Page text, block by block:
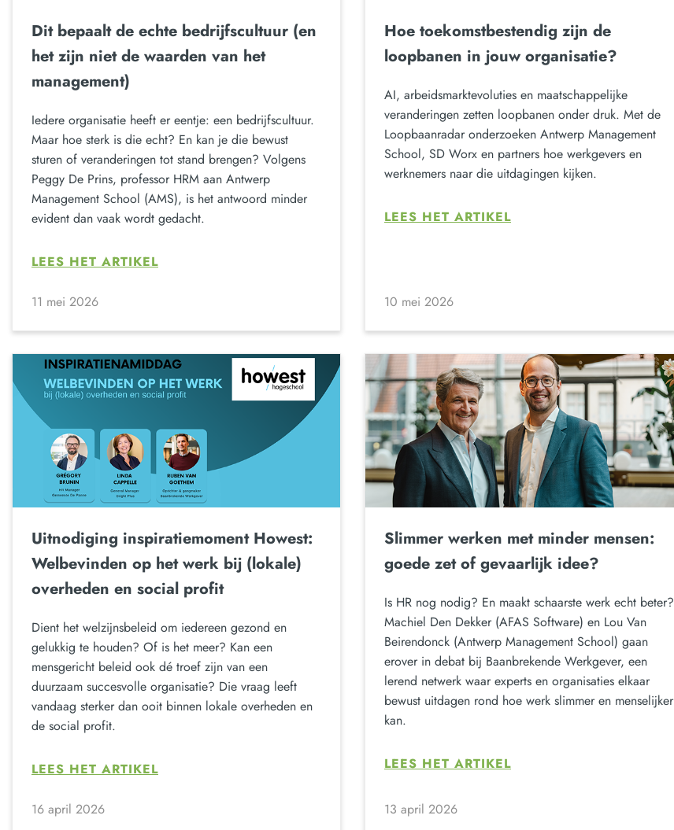
Dit bepaalt de echte bedrijfscultuur (en
het zijn niet de waarden van het
management)
Iedere organisatie heeft er eentje: een bedrijfscultuur.
Maar hoe sterk is die echt? En kan je die bewust
sturen of veranderingen tot stand brengen? Volgens
Peggy De Prins, professor HRM aan Antwerp
Management School (AMS), is het antwoord minder
evident dan vaak wordt gedacht.
LEES HET ARTIKEL
11 mei 2026
Hoe toekomstbestendig zijn de
loopbanen in jouw organisatie?
AI, arbeidsmarktevoluties en maatschappelijke
veranderingen zetten loopbanen onder druk. Met de
Loopbaanradar onderzoeken Antwerp Management
School, SD Worx en partners hoe werkgevers en
werknemers naar die uitdagingen kijken.
LEES HET ARTIKEL
10 mei 2026
Uitnodiging inspiratiemoment Howest:
Welbevinden op het werk bij (lokale)
overheden en social profit
Dient het welzijnsbeleid om iedereen gezond en
gelukkig te houden? Of is het meer? Kan een
mensgericht beleid ook dé troef zijn van een
duurzaam succesvolle organisatie? Die vraag leeft
vandaag sterker dan ooit binnen lokale overheden en
de social profit.
LEES HET ARTIKEL
16 april 2026
Slimmer werken met minder mensen:
goede zet of gevaarlijk idee?
Is HR nog nodig? En maakt schaarste werk echt beter?
Machiel Den Dekker (AFAS Software) en Lou Van
Beirendonck (Antwerp Management School) gaan
erover in debat bij Baanbrekende Werkgever, een
lerend netwerk waar experts en organisaties elkaar
bewust uitdagen rond hoe werk slimmer en menselijker
kan.
LEES HET ARTIKEL
13 april 2026